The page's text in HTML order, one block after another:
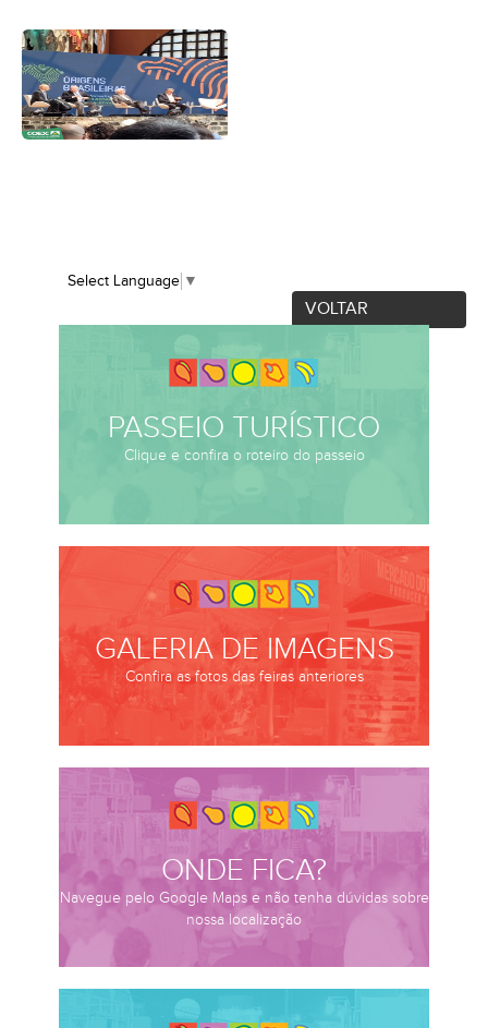
VOLTAR
Select Language ▼
PASSEIO TURÍSTICO
Clique e confira o roteiro do passeio
GALERIA DE IMAGENS
Confira as fotos das feiras anteriores
ONDE FICA?
Navegue pelo Google Maps e não tenha dúvidas sobre
nossa localização